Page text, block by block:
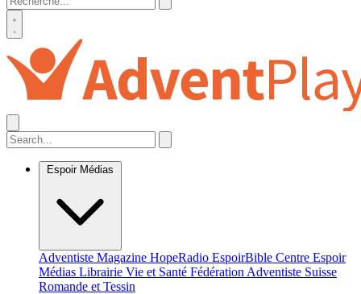
Espoir Médias
Adventiste Magazine HopeRadio EspoirBible Centre Espoir
Médias Librairie Vie et Santé Fédération Adventiste Suisse
Romande et Tessin